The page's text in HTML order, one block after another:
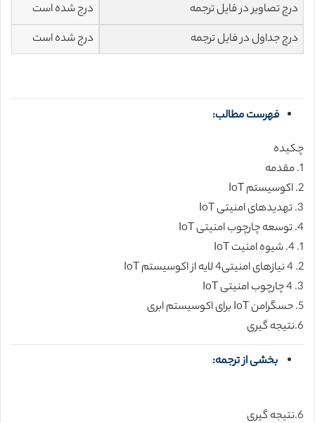
درج تصاویر در فایل ترجمه
درج شده است
درج جداول در فایل ترجمه
درج شده است
فهرست مطالب:
چکیده
1. مقدمه
2. اکوسیستم IoT
3. تهدیدهای امنیتی IoT
4. توسعه چارچوب امنیتی IoT
1. 4. شیوه امنیت IoT
2. 4 نیازهای امنیتی4 لایه از اکوسیستم IoT
3. 4 چارچوب امنیتی IoT
5. حسگرامن IoT برای اکوسیستم ابری
6.نتیجه گیری
بخشی از ترجمه:
6.نتیجه گیری